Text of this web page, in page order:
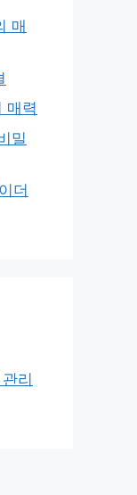
매
매력
밀
더
리